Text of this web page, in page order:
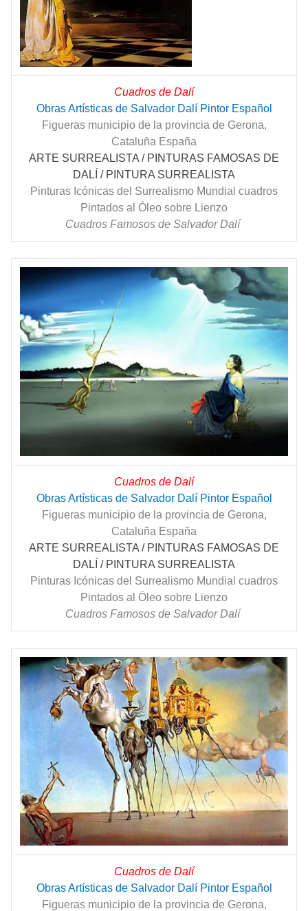
Cuadros de Dalí
Obras Artísticas de Salvador Dalí Pintor Español
Figueras municipio de la provincia de Gerona,
Cataluña España
ARTE SURREALISTA / PINTURAS FAMOSAS DE
DALÍ / PINTURA SURREALISTA
Pinturas Icónicas del Surrealismo Mundial cuadros
Pintados al Óleo sobre Lienzo
Cuadros Famosos de Salvador Dalí
Cuadros de Dalí
Obras Artísticas de Salvador Dalí Pintor Español
Figueras municipio de la provincia de Gerona,
Cataluña España
ARTE SURREALISTA / PINTURAS FAMOSAS DE
DALÍ / PINTURA SURREALISTA
Pinturas Icónicas del Surrealismo Mundial cuadros
Pintados al Óleo sobre Lienzo
Cuadros Famosos de Salvador Dalí
Cuadros de Dalí
Obras Artísticas de Salvador Dalí Pintor Español
Figueras municipio de la provincia de Gerona,